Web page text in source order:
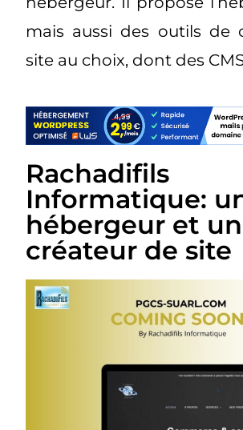
mais aussi des outils de
site au choix, dont des
Rachadifils
Informatique:
hébergeur et un
créateur de site